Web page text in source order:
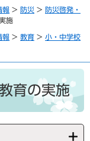
報 > 防災 > 防災啓発・
施
報 > 教育 > 小・中学校
育の実施